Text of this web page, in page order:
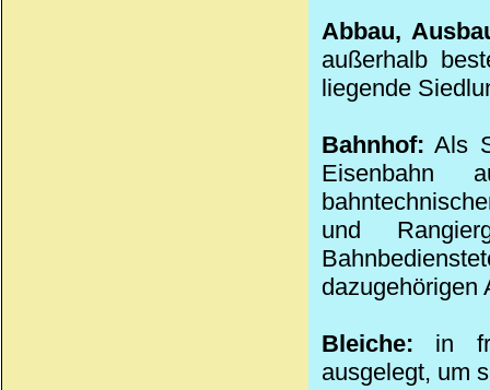
Abbau,
außerhalb
liegende
Bahnhof: Als
Eisenbahn
und
dazugehörigen
Bleiche: in
ausgelegt, um